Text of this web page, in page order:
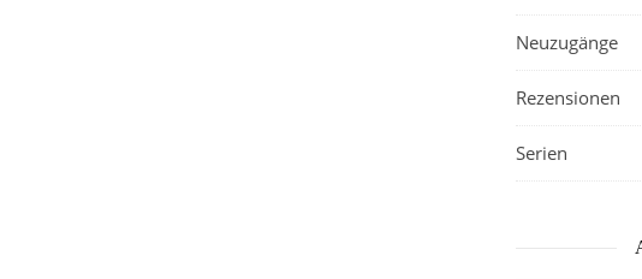
Neuzugänge
Rezensionen
Serien